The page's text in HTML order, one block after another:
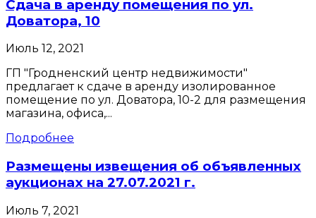
Сдача в аренду помещения по ул.
Доватора, 10
Июль 12, 2021
ГП "Гродненский центр недвижимости"
предлагает к сдаче в аренду изолированное
помещение по ул. Доватора, 10-2 для размещения
магазина, офиса,...
Подробнее
Размещены извещения об объявленных
аукционах на 27.07.2021 г.
Июль 7, 2021